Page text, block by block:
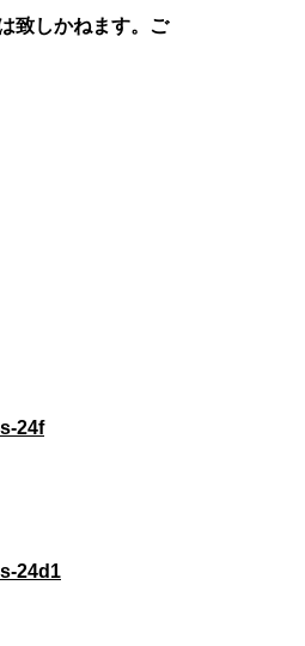
致しかねます。ご
24f
24d1